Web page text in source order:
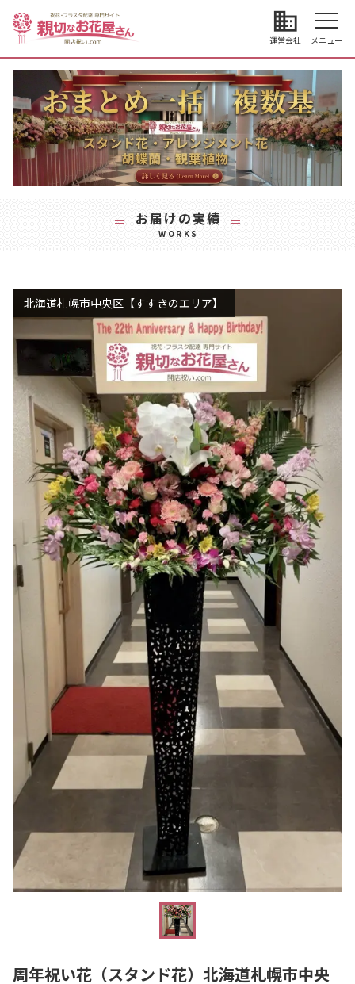
business
運営会社 メニュー
お届けの実績
WORKS
北海道札幌市中央区【すすきのエリア】
周年祝い花（スタンド花）北海道札幌市中央